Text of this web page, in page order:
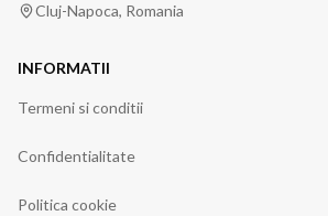
Cluj-Napoca, Romania
INFORMATII
Termeni si conditii
Confidentialitate
Politica cookie